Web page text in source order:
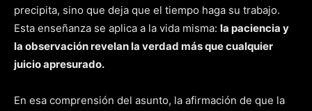
precipita, sino que deja que el tiempo haga su trabajo.
Esta enseñanza se aplica a la vida misma: la paciencia y
la observación revelan la verdad más que cualquier
juicio apresurado.
En esa comprensión del asunto, la afirmación de que la